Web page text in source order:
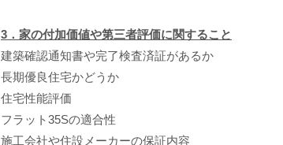
3．家の付加価値や第三者評価に関すること
建築確認通知書や完了検査済証があるか
長期優良住宅かどうか
住宅性能評価
フラット35Sの適合性
施工会社や住設メーカーの保証内容